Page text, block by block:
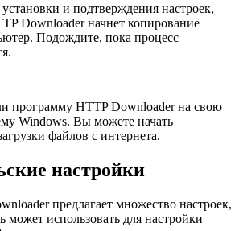
и подтверждения настроек,
Downloader начнет копирование
Подождите, пока процесс
программу HTTP Downloader на свою
Windows. Вы можете начать
файлов с интернета.
настройки
предлагает множество настроек,
может использовать для настройки